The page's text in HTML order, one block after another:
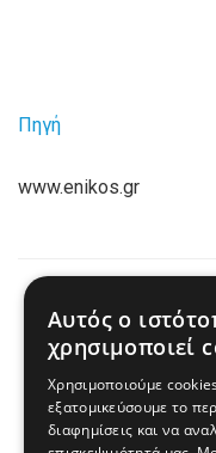
Πηγή
www.enikos.gr
Ξεκαθάρισμα
έκρηξη που
Αυτός ο
χρησιμοποιεί
Χρησιμοποιούμε
εξατομικεύσουμε το
διαφημίσεις και να